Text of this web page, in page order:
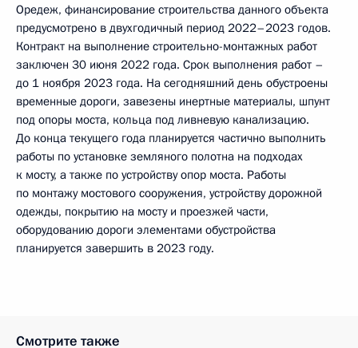
Оредеж, финансирование строительства данного объекта
предусмотрено в двухгодичный период 2022–2023 годов.
Контракт на выполнение строительно-монтажных работ
заключен 30 июня 2022 года. Срок выполнения работ –
до 1 ноября 2023 года. На сегодняшний день обустроены
временные дороги, завезены инертные материалы, шпунт
под опоры моста, кольца под ливневую канализацию.
До конца текущего года планируется частично выполнить
работы по установке земляного полотна на подходах
к мосту, а также по устройству опор моста. Работы
по монтажу мостового сооружения, устройству дорожной
одежды, покрытию на мосту и проезжей части,
оборудованию дороги элементами обустройства
планируется завершить в 2023 году.
Смотрите также